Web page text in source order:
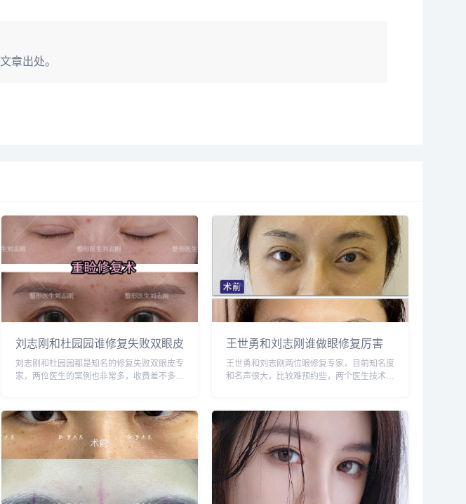
章出处。
刘志刚和杜园园谁修复失败双眼皮
好
刘志刚和杜园园都是知名的修复失败双眼皮专
家，两位医生的案例也非常多，收费差不多，
预约或咨询添加微信号：wuyoubia...
王世勇和刘志刚谁做眼修复厉害
王世勇和刘志刚两位眼修复专家，目前知名度
和名声很大，比较难预约些，两个医生技术相
咨询添加微信号：wuyoubianmei...